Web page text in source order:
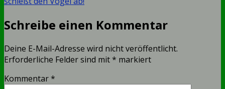
Schreibe einen Kommentar
Deine E-Mail-Adresse wird nicht veröffentlicht.
Erforderliche Felder sind mit* markiert
Kommentar*